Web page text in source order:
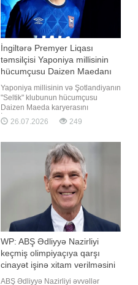
İngiltərə Premyer Liqası
təmsilçisi Yaponiya millisinin
hücumçusu Daizen Maedanı
transfer edib
Yaponiya millisinin və Şotlandiyanın
"Seltik" klubunun hücumçusu
Daizen Maeda karyerasını
İngiltərədə Premyer Liqasında
davam etdirəcək. "Report" xəbər
futbolçu ilə 2029-cu ilin yayına
qədər nəzərdə tutulan müqavilə
imzaladığını rəsmən açıqlayıb
26.07.2026 249
WP: ABŞ Ədliyyə Nazirliyi
keçmiş olimpiyaçıya qarşı
cinayət işinə xitam verilməsini
tələb edib
ABŞ Ədliyyə Nazirliyi əvvəllər